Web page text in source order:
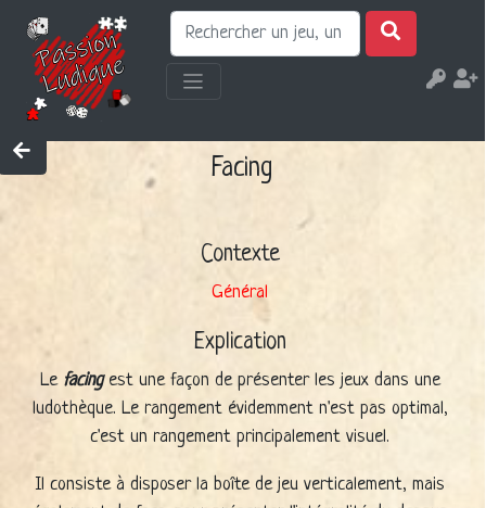
Facing
Contexte
Général
Explication
Le facing est une façon de présenter les jeux dans une
ludothèque. Le rangement évidemment n'est pas optimal,
c'est un rangement principalement visuel.
Il consiste à disposer la boîte de jeu verticalement, mais